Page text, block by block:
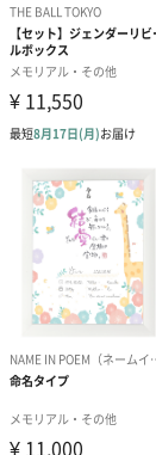
商品詳細情報
素材／原材料
サイズ
ギフトセット